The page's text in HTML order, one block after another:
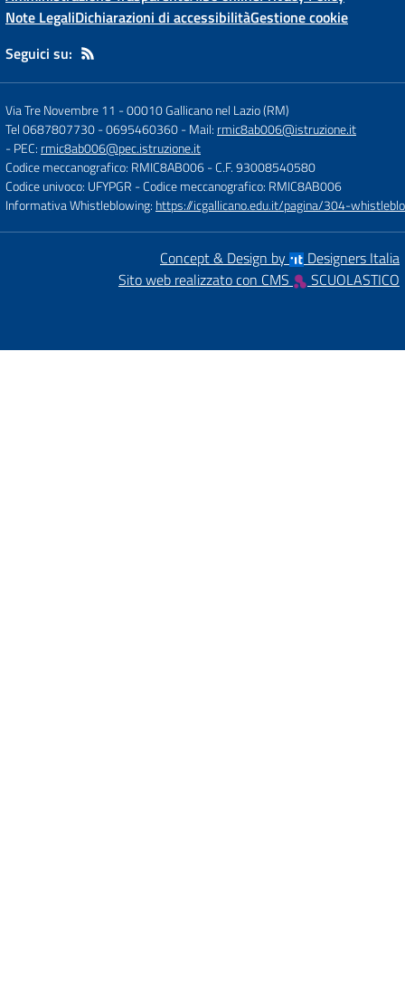
Note LegaliDichiarazioni di accessibilitàGestione cookie
Seguici su:
Via Tre Novembre 11 -00010 Gallicano nel Lazio (RM)
Tel 0687807730 - 0695460360- Mail: rmic8ab006@istruzione.it
- PEC: rmic8ab006@pec.istruzione.it
Codice meccanografico: RMIC8AB006- C.F. 93008540580
Codice univoco: UFYPGR - Codice meccanografico: RMIC8AB006
Informativa Whistleblowing: https://icgallicano.edu.it/pagina/304-
Concept & Design by
Designers Italia
Sito web realizzato con CMS
SCUOLASTICO